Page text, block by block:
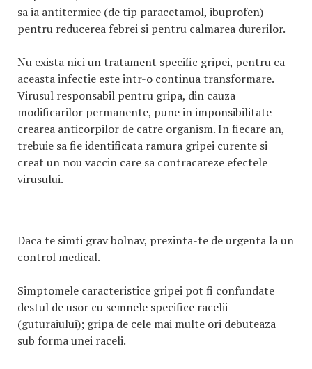
sa ia antitermice (de tip paracetamol, ibuprofen)
pentru reducerea febrei si pentru calmarea durerilor.
Nu exista nici un tratament specific gripei, pentru ca
aceasta infectie este intr-o continua transformare.
Virusul responsabil pentru gripa, din cauza
modificarilor permanente, pune in imponsibilitate
crearea anticorpilor de catre organism. In fiecare an,
trebuie sa fie identificata ramura gripei curente si
creat un nou vaccin care sa contracareze efectele
virusului.
Daca te simti grav bolnav, prezinta-te de urgenta la un
control medical.
Simptomele caracteristice gripei pot fi confundate
destul de usor cu semnele specifice racelii
(guturaiului); gripa de cele mai multe ori debuteaza
sub forma unei raceli.